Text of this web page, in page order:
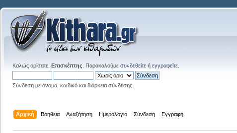
Καλώς ορίσατε, Επισκέπτης . Παρακαλούμε συνδεθείτε ή εγγραφείτε
Σύνδεση με όνομα, κωδικό και διάρκεια σύνδεσης
Αρχική Βοήθεια Αναζήτηση Ημερολόγιο Σύνδεση Εγγραφή